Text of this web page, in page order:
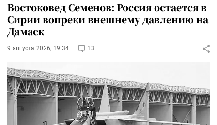
Востоковед Семенов: Россия остается в
Сирии вопреки внешнему давлению на
Дамаск
9 августа 2026, 19:34 13